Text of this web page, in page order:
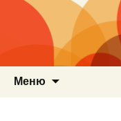
Меню